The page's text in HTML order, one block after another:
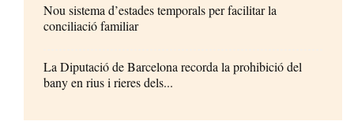
Nou sistema d’estades temporals per facilitar la
conciliació familiar
La Diputació de Barcelona recorda la prohibició del
bany en rius i rieres dels...